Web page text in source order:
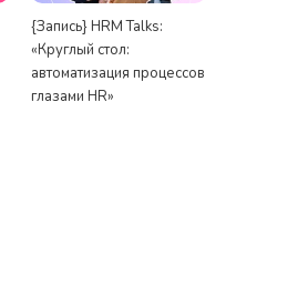
{Запись} HRM Talks:
«Круглый стол:
автоматизация процессов
глазами HR»